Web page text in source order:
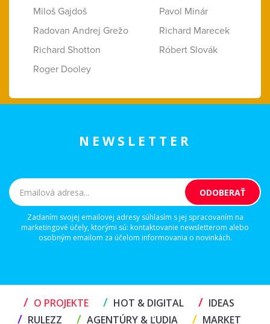
Miloš Gajdoš
Pavol Minár
Radovan Andrej Grežo
Richard Marecek
Richard Shotton
Róbert Slovák
Roger Dooley
NEWSLETTER
Zadaním svojej emailovej adresy súhlasím s jej spracovaním na
marketingové účely, ktorými sú: kontaktovanie newsletterom alebo
osobným emailom za účelom informovania o novinkách.
/ O PROJEKTE / HOT & DIGITAL / IDEAS
/ RULEZZ / AGENTÚRY & ĽUDIA / MARKET